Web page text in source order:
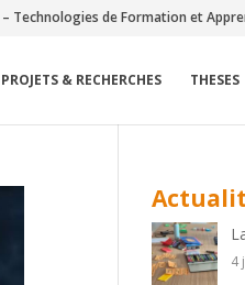
– Technologies de Formation et
PROJETS & RECHERCHES THESES
4